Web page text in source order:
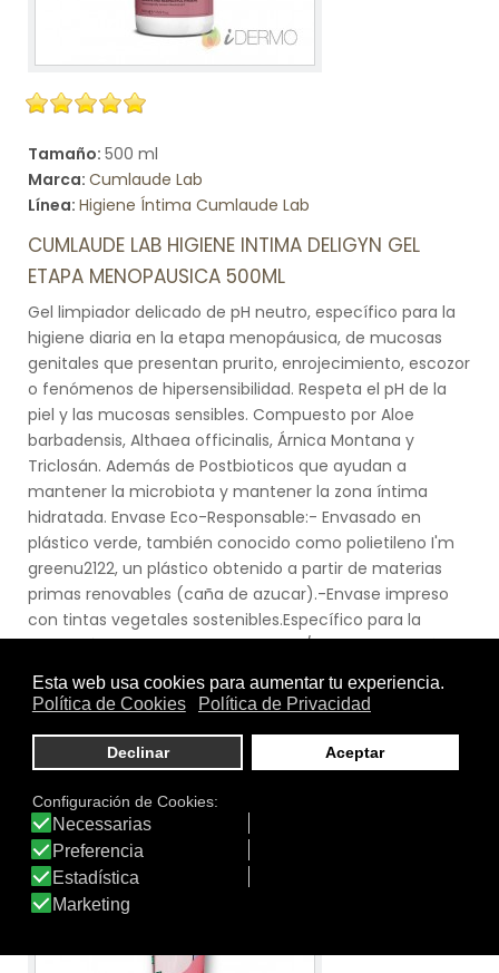
Tamaño: 500 ml
Marca: Cumlaude Lab
Línea: Higiene Íntima Cumlaude Lab
CUMLAUDE LAB HIGIENE INTIMA DELIGYN GEL
ETAPA MENOPAUSICA 500ML
Gel limpiador delicado de pH neutro, específico para la
higiene diaria en la etapa menopáusica, de mucosas
genitales que presentan prurito, enrojecimiento, escozor
o fenómenos de hipersensibilidad. Respeta el pH de la
piel y las mucosas sensibles. Compuesto por Aloe
barbadensis, Althaea officinalis, Árnica Montana y
Triclosán. Además de Postbioticos que ayudan a
mantener la microbiota y mantener la zona íntima
hidratada. Envase Eco-Responsable:- Envasado en
plástico verde, también conocido como polietileno I'm
greenu2122, un plástico obtenido a partir de materias
primas renovables (caña de azucar).-Envase impreso
con tintas vegetales sostenibles.Específico para la
higiene íntima diaria en mujeres en/con:-Edad no fértil:
niñas y climatéricas.-Hipersensibilidad-Candidiasis
recurrentesSin parabenes. Sin jabón. Sin sulfatos, SLES ni
Ver producto